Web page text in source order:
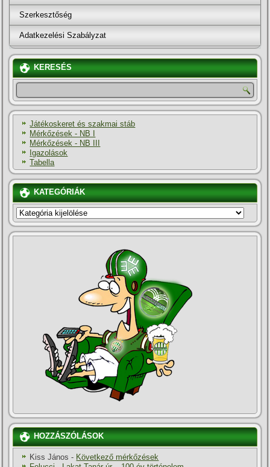
Szerkesztőség
Adatkezelési Szabályzat
KERESÉS
Játékoskeret és szakmai stáb
Mérkőzések - NB I
Mérkőzések - NB III
Igazolások
Tabella
KATEGÓRIÁK
KATEGÓRIÁK
HOZZÁSZÓLÁSOK
Kiss János - Következő mérkőzések